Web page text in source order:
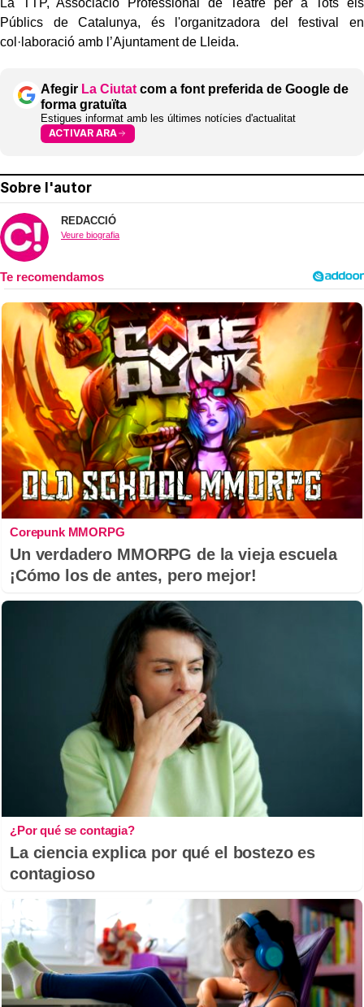
Públics de Catalunya, és l'organitzadora del festival en
col·laboració amb l’Ajuntament de Lleida.
Afegir La Ciutat com a font preferida de Google de
forma gratuïta
Estigues informat amb les últimes notícies d'actualitat
ACTIVAR ARA
Sobre l'autor
REDACCIÓ
Veure biografia
Corepunk MMORPG
Un verdadero MMORPG de la vieja escuela
¡Cómo los de antes, pero mejor!
¿Por qué se contagia?
La ciencia explica por qué el bostezo es
contagioso